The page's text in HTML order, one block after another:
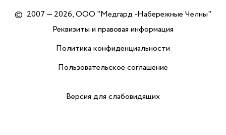
© 2007 — 2026, ООО "Медгард -Набережные Челны"
Реквизиты и правовая информация
Политика конфиденциальности
Пользовательское соглашение
Версия для слабовидящих